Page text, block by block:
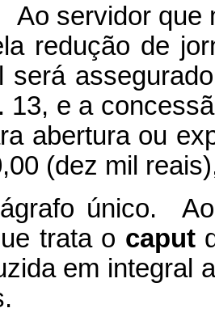
Ao servidor que
redução de
será
13, e a
abertura ou
(dez mil
único. Ao
trata o caput
em integral